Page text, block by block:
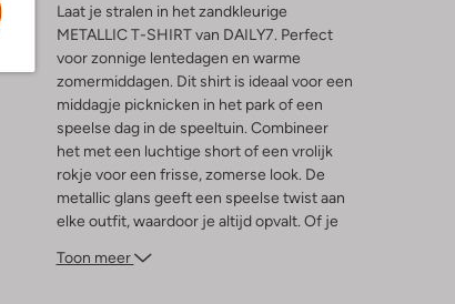
Laat je stralen in het zandkleurige
METALLIC T-SHIRT van DAILY7. Perfect
voor zonnige lentedagen en warme
zomermiddagen. Dit shirt is ideaal voor een
middagje picknicken in het park of een
speelse dag in de speeltuin. Combineer
het met een luchtige short of een vrolijk
rokje voor een frisse, zomerse look. De
metallic glans geeft een speelse twist aan
elke outfit, waardoor je altijd opvalt. Of je
ijsjes eet, met dit T-shirt ben je altijd klaar
Toon meer